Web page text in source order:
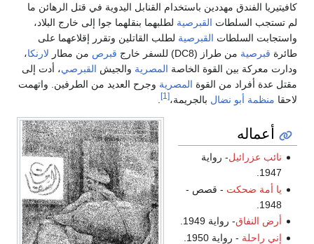
كافيتيريا الفندق مهددين باستخدام القنابل اليدوية في قتل الرهائن ما
لم تستجب السلطات القبرصية لطلبهما بنقلهما جوا إلى خارج البلاد،
واستجابت السلطات القبرصية لطلب القاتلين وتقرر إقلاعهما على
طائرة قبرصية من طراز (DC8) للسفر خارج قبرص من مطار لارنكا،
ودارت معركة بين القوة الخاصة المصرية والجيش القبرصي، أدت إلى
مقتل عدة أفراد من القوة المصرية وجرح العديد من الطرفين. واتهمت
لاحقا منظمة أبو نضال بالجريمة،[1]
أعماله
نائب عزرائيل- رواية
1947.
يا أمة ضحكت - قصص -
1948.
أرض النفاق- رواية 1949.
إني راحلة - رواية 1950.